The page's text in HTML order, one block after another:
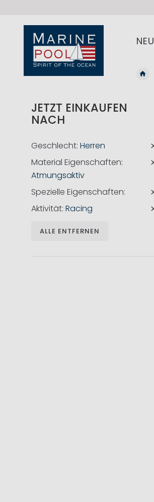
NEU
JETZT EINKAUFEN
NACH
Geschlecht Herren
Material Eigenschaften
Atmungsaktiv
Spezielle Eigenschaften
Aktivität Racing
ALLE ENTFERNEN